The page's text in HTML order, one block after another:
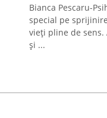
Bianca Pescaru-
special pe
vieți pline de
și ...